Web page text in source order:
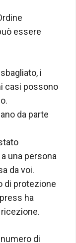
essere
i
casi possono
da parte
una persona
da voi.
di protezione
ha
di